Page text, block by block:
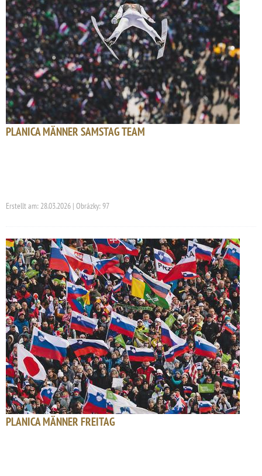
PLANICA MÄNNER SAMSTAG TEAM
Erstellt am: 28.03.2026 | Obrázky: 97
PLANICA MÄNNER FREITAG